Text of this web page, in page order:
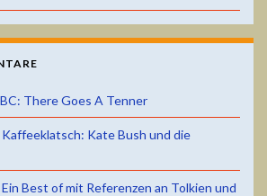
There Goes A Tenner
Kaffeeklatsch: Kate Bush und die
Ein Best of mit Referenzen an Tolkien und